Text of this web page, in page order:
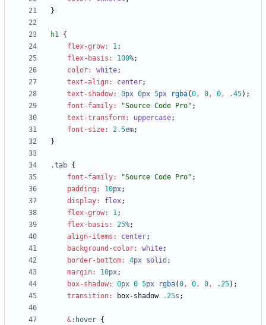
}
h1 {
flex-grow: 1;
flex-basis : 100%;
color: white;
text-align: center;
text-shadow: 0px 0px 5px rgba(0, 0, 0, .45) ;
font-family: "Source Code Pro" ;
text-transform: uppercase;
font-size: 2.5em;
}
.tab {
font-family: "Source Code Pro" ;
padding : 10px;
display: flex;
flex-grow: 1;
flex-basis : 25%;
align-items : center;
background-color: white;
border-bottom: 4px solid ;
margin: 10px;
box-shadow: 0px 0 5px rgba(0, 0, 0, .25) ;
transition: box-shadow .25s ;
&: hover {